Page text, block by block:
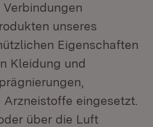
Verbindungen
unseres
Eigenschaften
Kleidung und
eingesetzt.
über die Luft